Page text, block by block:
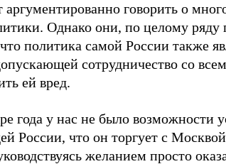
говорить о
Однако они, по целому ряду
политика самой России также
сотрудничество со
ей вред.
года у нас не было возможности
России, что он торгует с
желанием просто